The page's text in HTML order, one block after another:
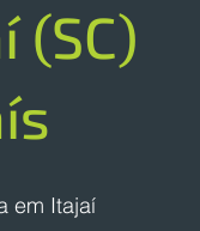
(SC)
em Itajaí